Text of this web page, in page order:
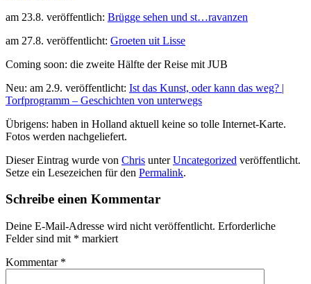
am 23.8. veröffentlich: Brügge sehen und st…ravanzen
am 27.8. veröffentlicht: Groeten uit Lisse
Coming soon: die zweite Hälfte der Reise mit JUB
Neu: am 2.9. veröffentlicht: Ist das Kunst, oder kann das weg? |
Torfprogramm – Geschichten von unterwegs
Übrigens: haben in Holland aktuell keine so tolle Internet-Karte.
Fotos werden nachgeliefert.
Dieser Eintrag wurde von Chris unterUncategorized veröffentlicht.
Setze ein Lesezeichen für den Permalink.
Schreibe einen Kommentar
Deine E-Mail-Adresse wird nicht veröffentlicht. Erforderliche
Felder sind mit * markiert
Kommentar *